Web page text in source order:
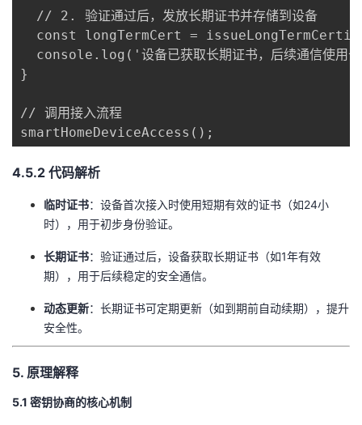
  // 2. 验证通过后，发放长期证书并存储到设备
const longTermCert =
console.log('设备已获取长期证书，后续通信使用
}
// 调用接入流程
smartHomeDeviceAccess();
​4.5.2 代码解析​
​临时证书​​：设备首次接入时使用短期有效的证书（如24小
时），用于初步身份验证。
​长期证书​​：验证通过后，设备获取长期证书（如1年有效
期），用于后续稳定的安全通信。
​动态更新​​：长期证书可定期更新（如到期前自动续期），提升
安全性。
​5. 原理解释​
​5.1 密钥协商的核心机制​